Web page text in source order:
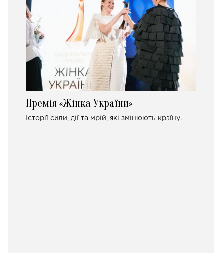
Премія «Жінка України»
Історії сили, дії та мрій, які змінюють країну.